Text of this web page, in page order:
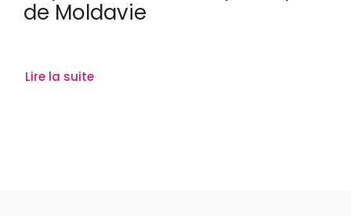
de Moldavie
Lire la suite